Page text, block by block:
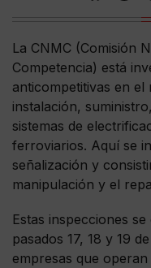
La CNMC (Comisión
Competencia) está
anticompetitivas en
instalación,
sistemas de
ferroviarios. Aquí se
señalización y
manipulación y el
Estas inspecciones
pasados 17, 18 y 19
empresas que